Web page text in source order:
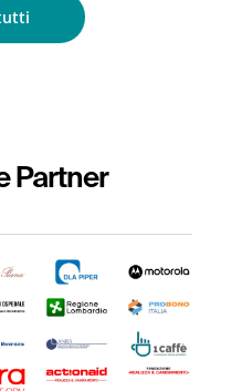
Partner